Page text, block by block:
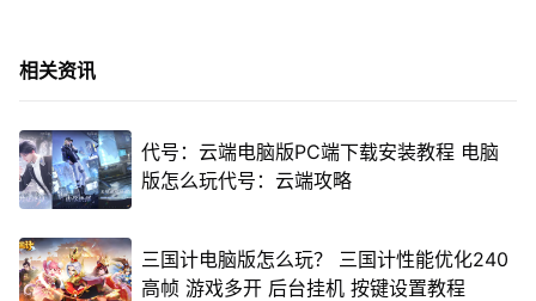
相关资讯
代号：云端电脑版PC端下载安装教程 电脑
版怎么玩代号：云端攻略
三国计电脑版怎么玩？ 三国计性能优化240
高帧 游戏多开 后台挂机 按键设置教程